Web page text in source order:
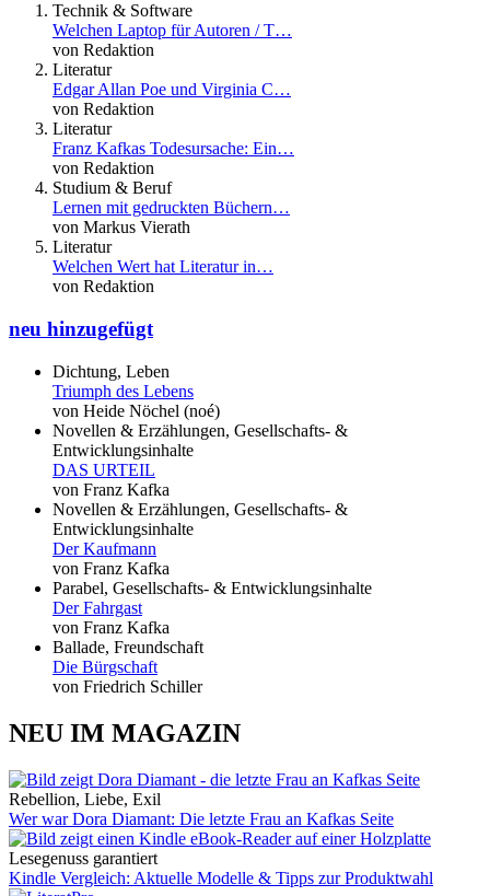
Technik & Software
Welchen Laptop für Autoren / T…
von Redaktion
Literatur
Edgar Allan Poe und Virginia C…
von Redaktion
Literatur
Franz Kafkas Todesursache: Ein…
von Redaktion
Studium & Beruf
Lernen mit gedruckten Büchern…
von Markus Vierath
Literatur
Welchen Wert hat Literatur in…
von Redaktion
neu hinzugefügt
Dichtung, Leben
Triumph des Lebens
von Heide Nöchel (noé)
Novellen & Erzählungen, Gesellschafts- &
Entwicklungsinhalte
DAS URTEIL
von Franz Kafka
Novellen & Erzählungen, Gesellschafts- &
Entwicklungsinhalte
Der Kaufmann
von Franz Kafka
Parabel, Gesellschafts- & Entwicklungsinhalte
Der Fahrgast
von Franz Kafka
Ballade, Freundschaft
Die Bürgschaft
von Friedrich Schiller
NEU IM MAGAZIN
Rebellion, Liebe, Exil
Wer war Dora Diamant: Die letzte Frau an Kafkas Seite
Lesegenuss garantiert
Kindle Vergleich: Aktuelle Modelle & Tipps zur Produktwahl